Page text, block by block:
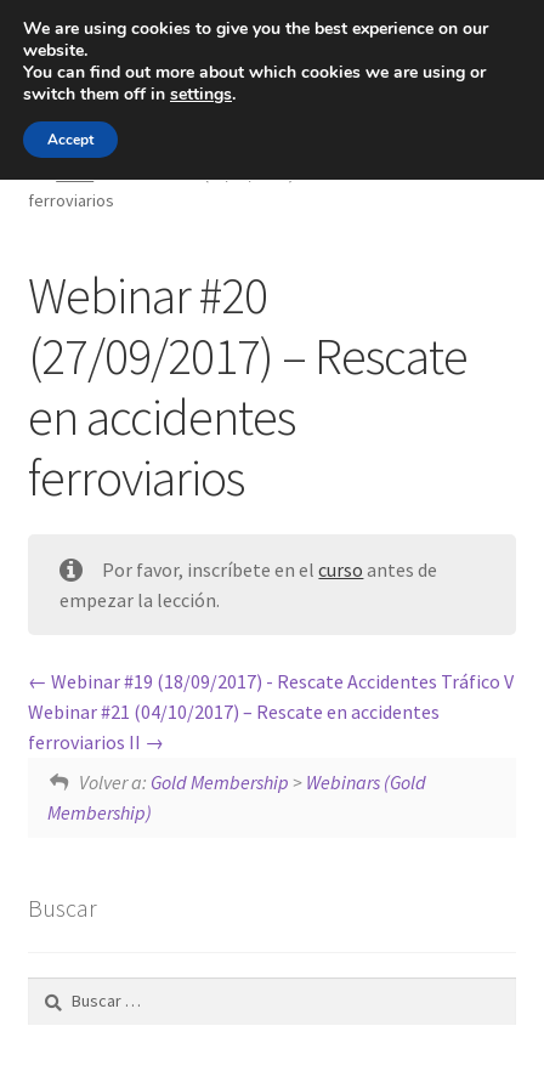
Inicio
Blog
Contacto
ferroviarios
Webinar #20
(27/09/2017) – Rescate
en accidentes
ferroviarios
Por favor, inscríbete en elcurso antes de
empezar la lección.
Webinar #19 (18/09/2017) - Rescate Accidentes Tráfico V
Webinar #21 (04/10/2017) – Rescate en accidentes
ferroviarios II
Volver a: Gold Membership > Webinars (Gold
Membership)
Buscar
Buscar:
We are using cookies to give you the best experience on our
website.
You can find out more about which cookies we are using or
switch them off in settings.
Accept